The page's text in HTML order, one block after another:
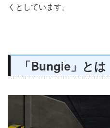
くとしています。
「Bungie」とは